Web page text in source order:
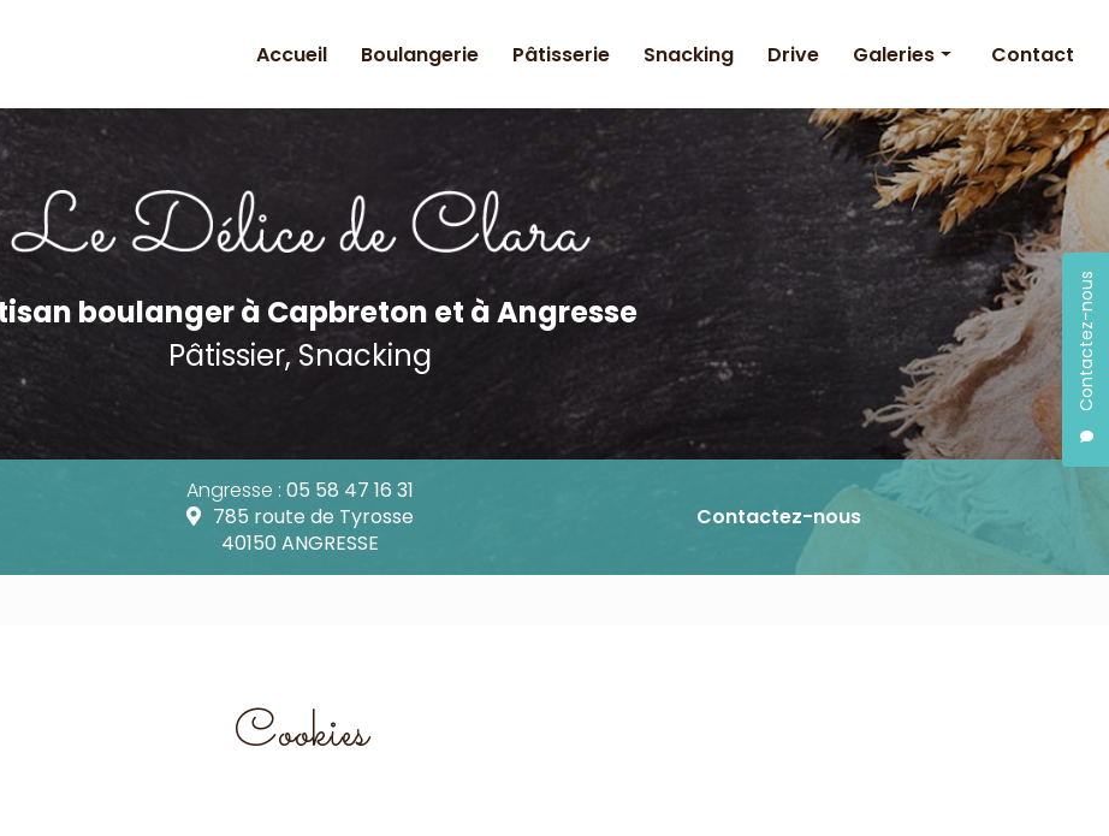
Contactez-nous
Accueil Boulangerie Pâtisserie Snacking Drive Galeries
Boulangerie
Pâtisserie
Snacking
Contact
boulangerà Capbreton et à Angresse
Pâtissier, Snacking
Angresse :05 58 47 16 31
785 route de Tyrosse
40150 ANGRESSE
Contactez-nous
Cookies